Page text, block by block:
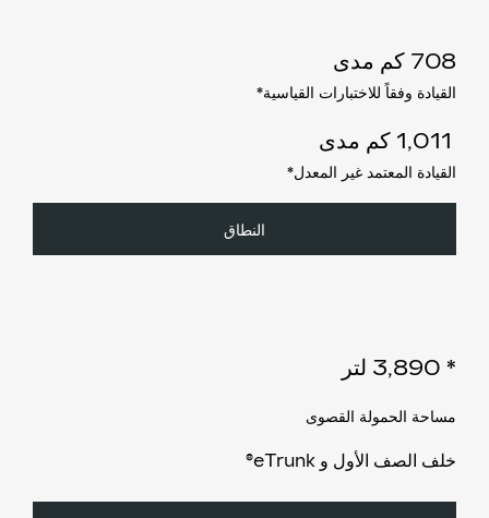
708 كم مدى
القيادة وفقاً للاختبارات القياسية*
1,011 كم مدى
القيادة المعتمد غير المعدل*
النطاق
*
مساحة الحمولة القصوى
خلف الصف الأول و eTrunk®